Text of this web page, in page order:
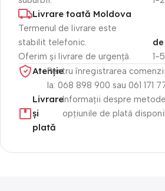
Livrare toată Moldova
Termenul de livrare este
stabilit telefonic.
Oferim și livrare de urgență.
1-
Atenție​Pentru înregistrarea
la: 068 898 900 sau 061 171
Livrare
și
plată
Informații despre
opțiunile de plată